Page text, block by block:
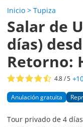
Inicio > Tupiza
Salar de
días)
Retorno:
4.8/ 5
Anulación gratuita
Tour privado de 4